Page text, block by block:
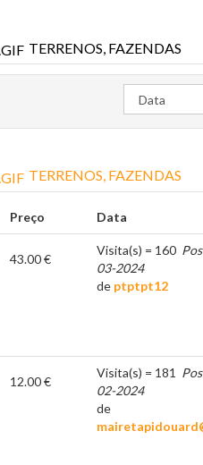
TERRENOS, FAZENDAS
TERRENOS, FAZENDAS
Preço Data
43.00 €
Visita(s) = 160
03-2024
de ptptpt12
12.00 €
Visita(s) = 181
02-2024
de